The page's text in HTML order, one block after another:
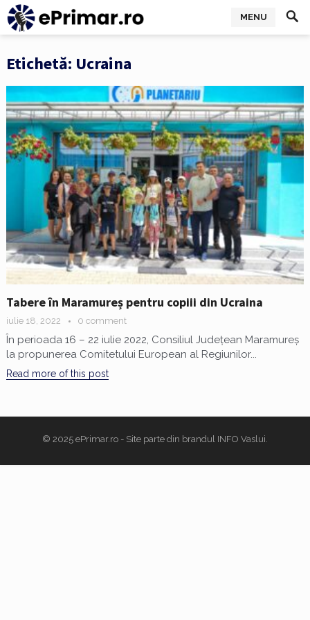
MENU
Etichetă: Ucraina
Tabere în Maramureș pentru copiii din Ucraina
iulie 18, 2022 0 comment
În perioada 16 – 22 iulie 2022, Consiliul Județean Maramureș
la propunerea Comitetului European al Regiunilor...
Read more of this post
© 2025 ePrimar.ro - Site parte din brandul INFO Vaslui